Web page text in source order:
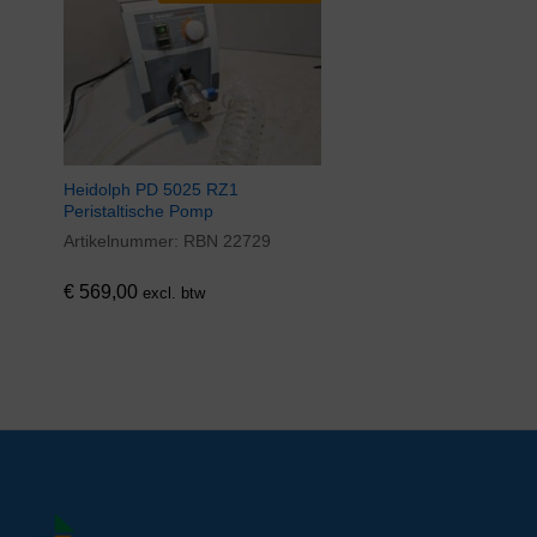
Heidolph PD 5025 RZ1
Peristaltische Pomp
Artikelnummer: RBN 22729
€ 569,00 excl. btw